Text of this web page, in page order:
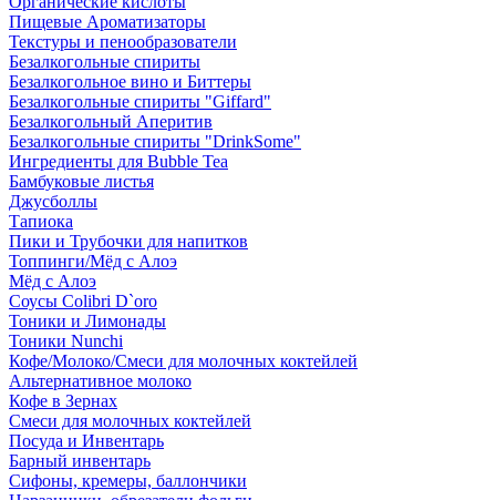
Пищевые Ароматизаторы
Текстуры и пенообразователи
Безалкогольные спириты
Безалкогольное вино и Биттеры
Безалкогольные спириты "Giffard"
Безалкогольный Аперитив
Безалкогольные спириты "DrinkSome"
Ингредиенты для Bubble Tea
Бамбуковые листья
Джусболлы
Тапиока
Пики и Трубочки для напитков
Топпинги/Мёд с Алоэ
Мёд с Алоэ
Соусы Colibri D`oro
Тоники и Лимонады
Тоники Nunchi
Кофе/Молоко/Смеси для молочных коктейлей
Альтернативное молоко
Кофе в Зернах
Смеси для молочных коктейлей
Посуда и Инвентарь
Барный инвентарь
Сифоны, кремеры, баллончики